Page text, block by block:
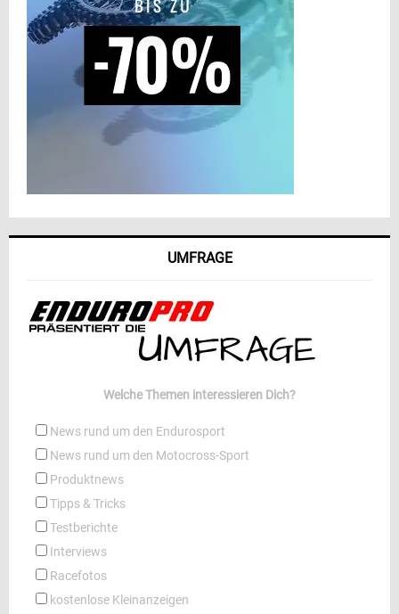
UMFRAGE
Welche Themen interessieren Dich?
News rund um den Endurosport
News rund um den Motocross-Sport
Produktnews
Tipps & Tricks
Testberichte
Interviews
Racefotos
kostenlose Kleinanzeigen